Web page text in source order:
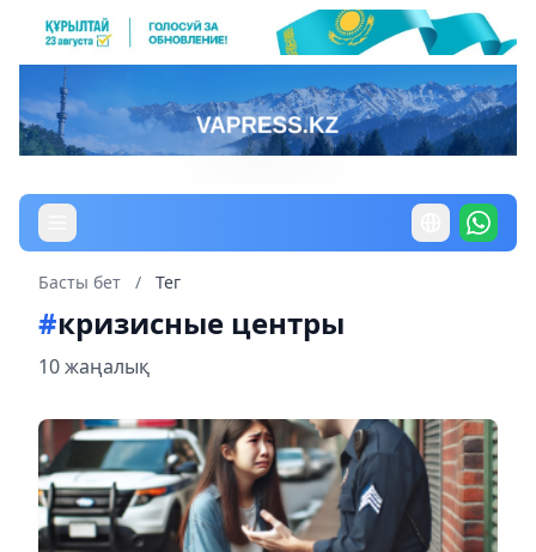
Басты бет / Тег
#кризисные центры
10 жаңалық